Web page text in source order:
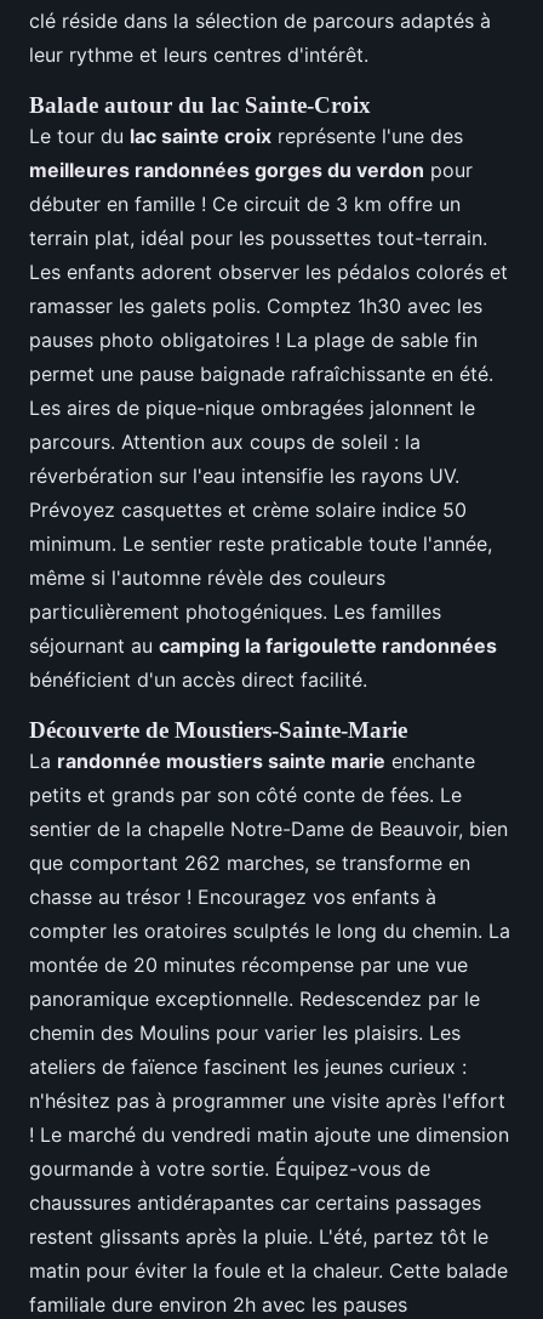
clé réside dans la sélection de parcours adaptés à
leur rythme et leurs centres d'intérêt.
Balade autour du lac Sainte-Croix
Le tour du lac sainte croix représente l'une des
meilleures randonnées gorges du verdon pour
débuter en famille ! Ce circuit de 3 km offre un
terrain plat, idéal pour les poussettes tout-terrain.
Les enfants adorent observer les pédalos colorés et
ramasser les galets polis. Comptez 1h30 avec les
pauses photo obligatoires ! La plage de sable fin
permet une pause baignade rafraîchissante en été.
Les aires de pique-nique ombragées jalonnent le
parcours. Attention aux coups de soleil : la
réverbération sur l'eau intensifie les rayons UV.
Prévoyez casquettes et crème solaire indice 50
minimum. Le sentier reste praticable toute l'année,
même si l'automne révèle des couleurs
particulièrement photogéniques. Les familles
séjournant au camping la farigoulette randonnées
bénéficient d'un accès direct facilité.
Découverte de Moustiers-Sainte-Marie
La randonnée moustiers sainte marie enchante
petits et grands par son côté conte de fées. Le
sentier de la chapelle Notre-Dame de Beauvoir, bien
que comportant 262 marches, se transforme en
chasse au trésor ! Encouragez vos enfants à
compter les oratoires sculptés le long du chemin. La
montée de 20 minutes récompense par une vue
panoramique exceptionnelle. Redescendez par le
chemin des Moulins pour varier les plaisirs. Les
ateliers de faïence fascinent les jeunes curieux :
n'hésitez pas à programmer une visite après l'effort
! Le marché du vendredi matin ajoute une dimension
gourmande à votre sortie. Équipez-vous de
chaussures antidérapantes car certains passages
restent glissants après la pluie. L'été, partez tôt le
matin pour éviter la foule et la chaleur. Cette balade
familiale dure environ 2h avec les pauses